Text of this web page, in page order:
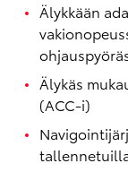
Älykkään
Älykäs
(ACC-i)